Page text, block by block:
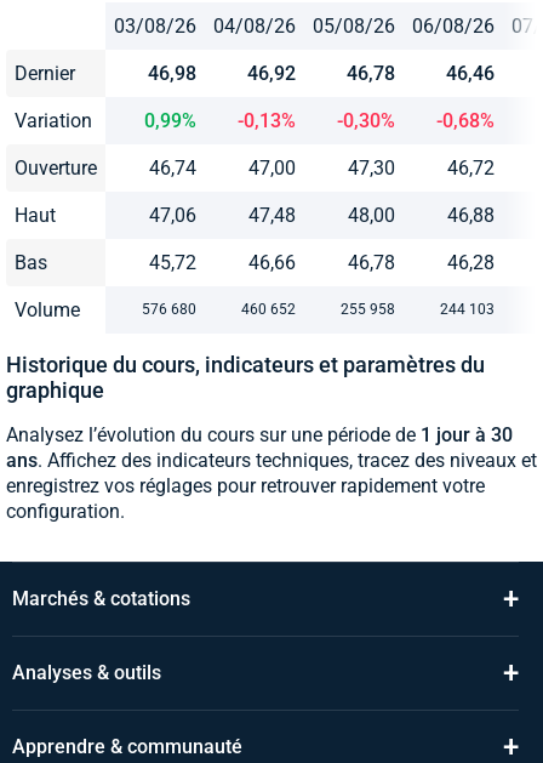
03/08/26 04/08/26 05/08/26 06/08/26
Dernier 46,98 46,92 46,78 46,46
Variation 0,99% -0,13% -0,30% -0,68%
Ouverture 46,74 47,00 47,30 46,72
Haut 47,06 47,48 48,00 46,88
Bas 45,72 46,66 46,78 46,28
Volume 576 680 460 652 255 958 244 103
Historique du cours, indicateurs et paramètres du
graphique
Analysez l’évolution du cours sur une période de 1 jour à 30
ans. Affichez des indicateurs techniques, tracez des niveaux et
enregistrez vos réglages pour retrouver rapidement votre
configuration.
Marchés & cotations +
Analyses & outils +
Apprendre & communauté +